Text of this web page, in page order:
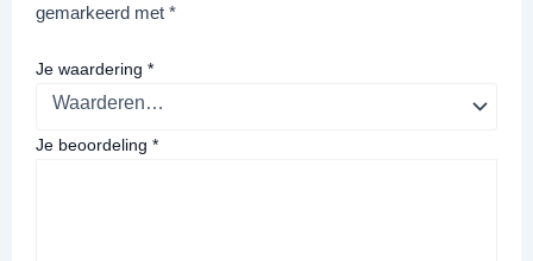
gemarkeerd met *
Je waardering *
Je beoordeling *